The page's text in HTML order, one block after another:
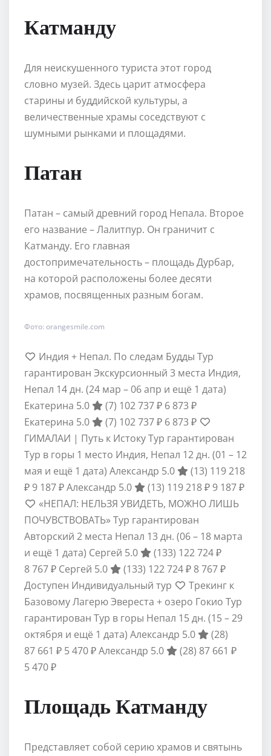
Катманду
Для неискушенного туриста этот город
словно музей. Здесь царит атмосфера
старины и буддийской культуры, а
величественные храмы соседствуют с
шумными рынками и площадями.
Патан
Патан – самый древний город Непала. Второе
его название – Лалитпур. Он граничит с
Катманду. Его главная
достопримечательность – площадь Дурбар,
на которой расположены более десяти
храмов, посвященных разным богам.
Фото: orangesmile.com
Индия + Непал. По следам Будды Тур
гарантирован Экскурсионный 3 места Индия,
Непал 14 дн. (24 мар – 06 апр и ещё 1 дата)
Екатерина 5.0
(7) 102 737 ₽ 6 873 ₽
Екатерина 5.0
(7) 102 737 ₽ 6 873 ₽
ГИМАЛАИ | Путь к Истоку Тур гарантирован
Тур в горы 1 место Индия, Непал 12 дн. (01 – 12
мая и ещё 1 дата) Александр 5.0 (13) 119 218
₽ 9 187 ₽Александр 5.0 (13) 119 218 ₽ 9 187 ₽
«НЕПАЛ: НЕЛЬЗЯ УВИДЕТЬ, МОЖНО ЛИШЬ
ПОЧУВСТВОВАТЬ» Тур гарантирован
Авторский 2 места Непал 13 дн. (06 – 18 марта
и ещё 1 дата) Сергей 5.0 (133) 122 724 ₽
8 767 ₽ Сергей 5.0 (133) 122 724 ₽ 8 767 ₽
Доступен Индивидуальный тур
Трекинг к
Базовому Лагерю Эвереста + озеро Гокио Тур
гарантирован Тур в горы Непал 15 дн. (15 – 29
октября и ещё 1 дата) Александр 5.0
(28)
87 661 ₽ 5 470 ₽Александр 5.0 (28) 87 661 ₽
5 470 ₽
Площадь Катманду
Представляет собой серию храмов и святынь